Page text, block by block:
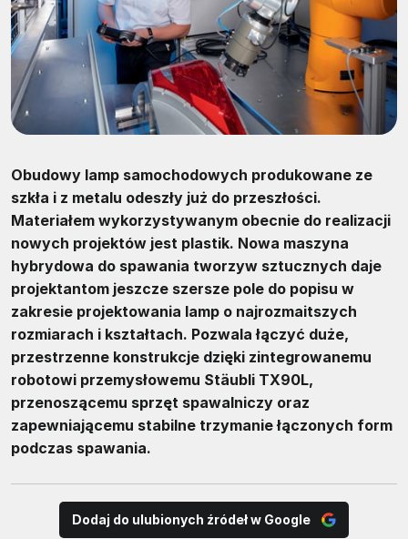
Obudowy lamp samochodowych produkowane ze
szkła i z metalu odeszły już do przeszłości.
Materiałem wykorzystywanym obecnie do realizacji
nowych projektów jest plastik. Nowa maszyna
hybrydowa do spawania tworzyw sztucznych daje
projektantom jeszcze szersze pole do popisu w
zakresie projektowania lamp o najrozmaitszych
rozmiarach i kształtach. Pozwala łączyć duże,
przestrzenne konstrukcje dzięki zintegrowanemu
robotowi przemysłowemu Stäubli TX90L,
przenoszącemu sprzęt spawalniczy oraz
zapewniającemu stabilne trzymanie łączonych form
podczas spawania.
Dodaj do ulubionych źródeł w Google